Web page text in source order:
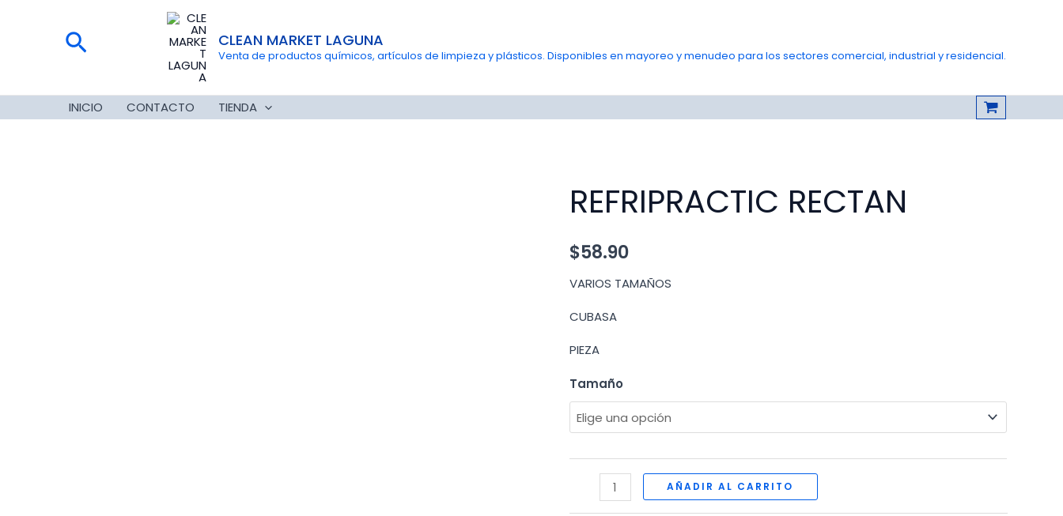
Buscar CLEAN MARKET LAGUNA
Venta de productos químicos, artículos de limpieza y plásticos. Disponibles en mayoreo y menudeo para los sectores comercial, industrial y residencial.
INICIO CONTACTO TIENDA
REFRIPRACTIC RECTAN
$58.90
VARIOS TAMAÑOS
CUBASA
PIEZA
Tamaño
REFRIPRACTIC
RECTAN
AÑADIR AL CARRITO